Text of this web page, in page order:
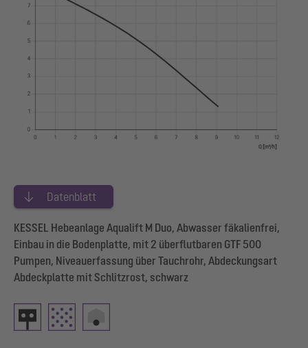
Datenblatt
KESSEL Hebeanlage Aqualift M Duo, Abwasser fäkalienfrei,
Einbau in die Bodenplatte, mit 2 überflutbaren GTF 500
Pumpen, Niveauerfassung über Tauchrohr, Abdeckungsart
Abdeckplatte mit Schlitzrost, schwarz